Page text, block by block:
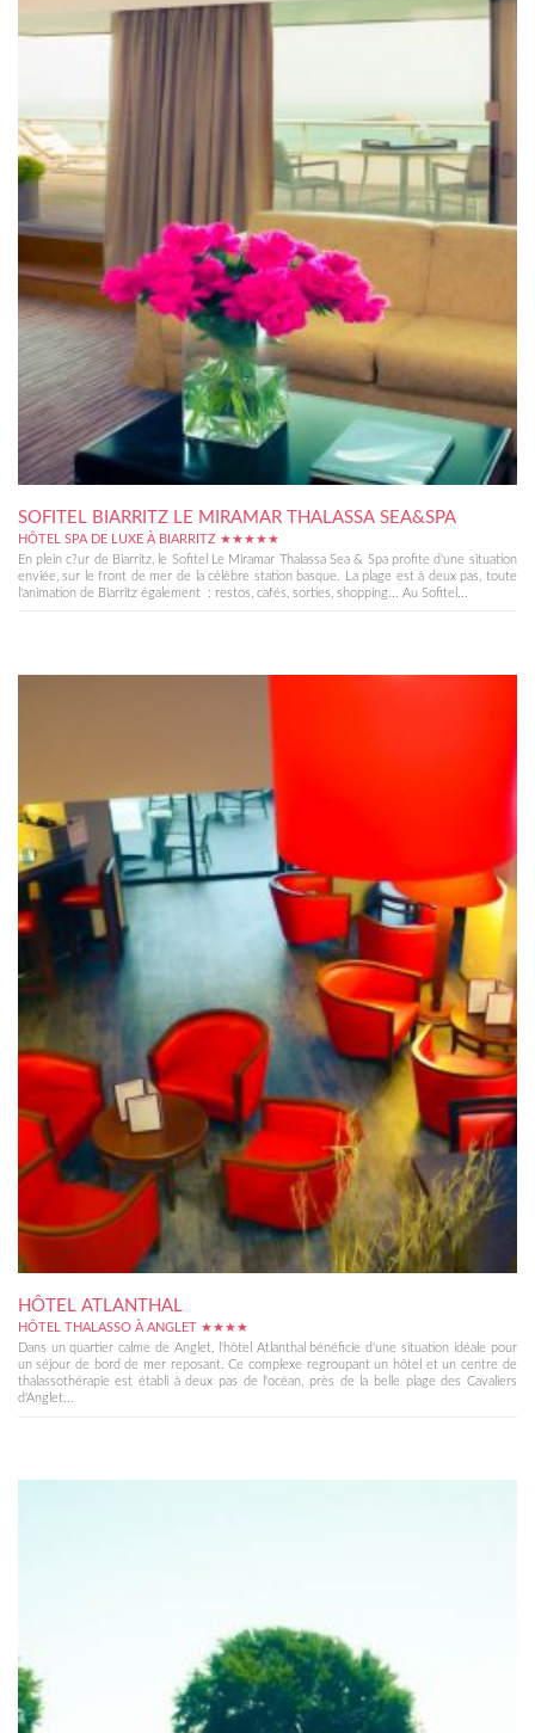
SOFITEL BIARRITZ LE MIRAMAR THALASSA SEA&SPA
HÔTEL SPA DE LUXE À BIARRITZ ★★★★★
En plein c?ur de Biarritz, le Sofitel Le Miramar Thalassa Sea & Spa profite d'une situation
enviée, sur le front de mer de la célèbre station basque. La plage est à deux pas, toute
l'animation de Biarritz également : restos, cafés, sorties, shopping... Au Sofitel...
HÔTEL ATLANTHAL
HÔTEL THALASSO À ANGLET ★★★★
Dans un quartier calme de Anglet, l'hôtel Atlanthal bénéficie d'une situation idéale pour
un séjour de bord de mer reposant. Ce complexe regroupant un hôtel et un centre de
thalassothérapie est établi à deux pas de l'océan, près de la belle plage des Cavaliers
d'Anglet...